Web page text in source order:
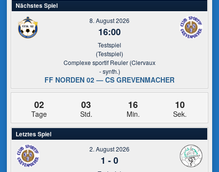
Nächstes Spiel
8. August 2026
16:00
Testspiel
(Testspiel)
Complexe sportif Reuler (Clervaux
- synth.)
FF NORDEN 02 — CS GREVENMACHER
02
Tage
03
Std.
16
Min.
10
Sek.
Letztes Spiel
2. August 2026
1 -0